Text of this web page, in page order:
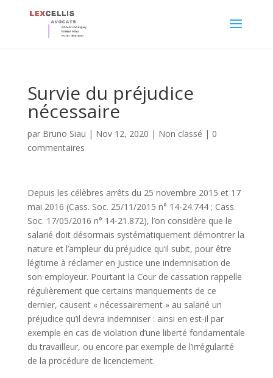
Survie du préjudice
nécessaire
par Bruno Siau | Nov 12, 2020 | Non classé | 0
commentaires
Depuis les célèbres arrêts du 25 novembre 2015 et 17
mai 2016 (Cass. Soc. 25/11/2015 n° 14-24.744 ; Cass.
Soc. 17/05/2016 n° 14-21.872), l’on considère que le
salarié doit désormais systématiquement démontrer la
nature et l’ampleur du préjudice qu’il subit, pour être
légitime à réclamer en Justice une indemnisation de
son employeur. Pourtant la Cour de cassation rappelle
régulièrement que certains manquements de ce
dernier, causent « nécessairement » au salarié un
préjudice qu’il devra indemniser : ainsi en est-il par
exemple en cas de violation d’une liberté fondamentale
du travailleur, ou encore par exemple de l’irrégularité
de la procédure de licenciement.